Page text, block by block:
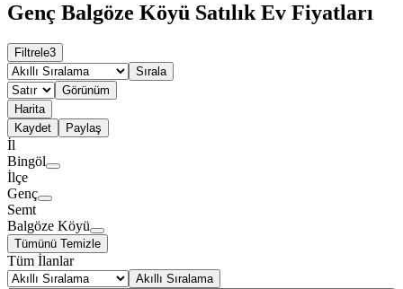
Genç Balgöze Köyü Satılık Ev Fiyatları
Filtrele3
Sırala
Görünüm
Harita
Kaydet
Paylaş
İl
Bingöl
İlçe
Genç
Semt
Balgöze Köyü
Tümünü Temizle
Tüm İlanlar
Akıllı Sıralama